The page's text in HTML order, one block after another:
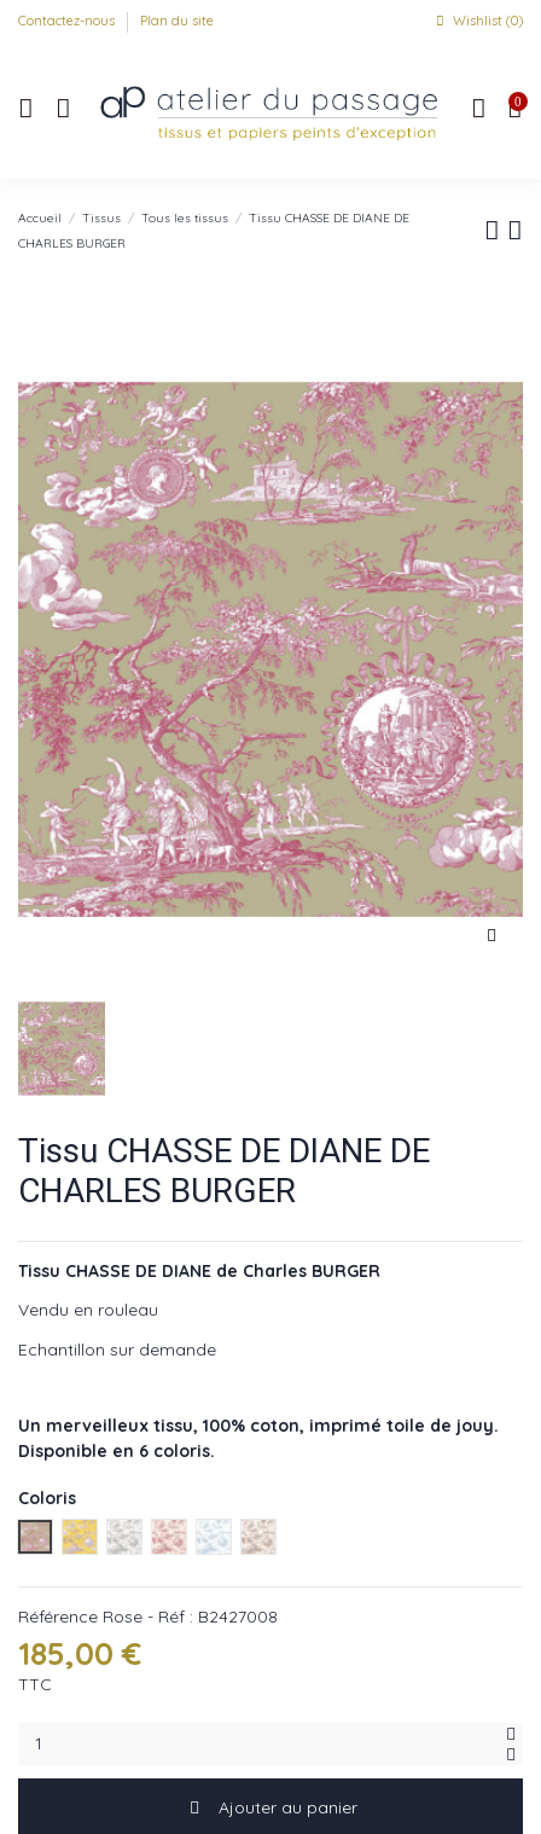
Contactez-nous Plan du site Wishlist (0)
0
Accueil Tissus Tous les tissus
Tissu CHASSE DE DIANE DE
CHARLES BURGER
Tissu CHASSE DE DIANE DE
CHARLES BURGER
Tissu CHASSE DE DIANE de Charles BURGER
Vendu en rouleau
Echantillon sur demande
Un merveilleux tissu, 100% coton, imprimé toile de jouy.
Disponible en 6 coloris.
Coloris
Rose - Réf : B2427008
Jaune - Réf : B2427009
Gris - Réf : B2427007
Corail - Réf : B2427002
Bleu - Réf : B2427001
Bois - Réf : B2427005
Référence Rose - Réf : B2427008
185,00 €
TTC
Ajouter au panier